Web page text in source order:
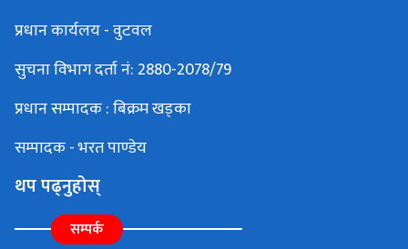
प्रधान कार्यलय - वुटवल
सुचना विभाग दर्ता नं: 2880-2078/79
प्रधान सम्पादक : बिक्रम खड्का
सम्पादक - भरत पाण्डेय
थप पढ्नुहोस्
सम्पर्क